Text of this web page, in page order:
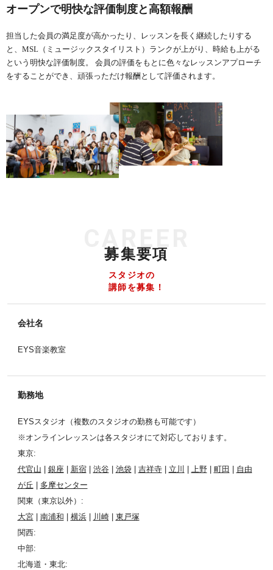
オープンで明快な評価制度と高額報酬
担当した会員の満足度が高かったり、レッスンを長く継続したりする
と、MSL（ミュージックスタイリスト）ランクが上がり、時給も上がる
という明快な評価制度。 会員の評価をもとに色々なレッスンアプローチ
をすることができ、頑張っただけ報酬として評価されます。
募集要項
CAREER
スタジオの
講師を募集！
会社名
EYS音楽教室
勤務地
EYSスタジオ（複数のスタジオの勤務も可能です）
※オンラインレッスンは各スタジオにて対応しております。
東京:
代官山 | 銀座| 新宿| 渋谷| 池袋| 吉祥寺| 立川 | 上野| 町田 | 自由
が丘 | 多摩センター
関東（東京以外）:
大宮| 南浦和 | 横浜| 川崎| 東戸塚
関西:
中部:
北海道・東北: